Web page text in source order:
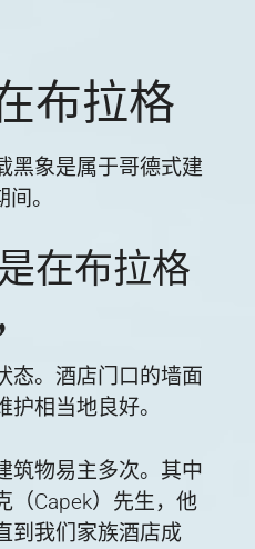
布拉格
黑象是属于哥德式建
。
在布拉格
态。酒店门口的墙面
相当地良好。
筑物易主多次。其中
（Capek）先生，他
到我们家族酒店成